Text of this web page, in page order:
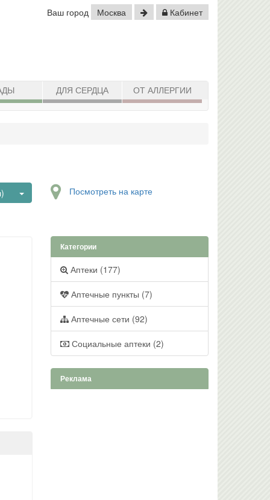
Ваш город Москва Кабинет
ДЛЯ СЕРДЦА ОТ АЛЛЕРГИИ
Toggle DropdownПосмотреть на карте
Категории
Аптеки (177)
Аптечные пункты (7)
Аптечные сети (92)
Социальные аптеки (2)
Реклама